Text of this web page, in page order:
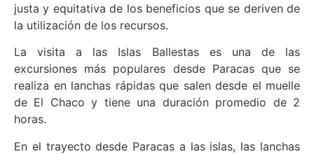
justa y equitativa de los beneficios que se deriven de
la utilización de los recursos.
La visita a las Islas Ballestas es una de las
excursiones más populares desde Paracas que se
realiza en lanchas rápidas que salen desde el muelle
de El Chaco y tiene una duración promedio de 2
horas.
En el trayecto desde Paracas a las islas, las lanchas